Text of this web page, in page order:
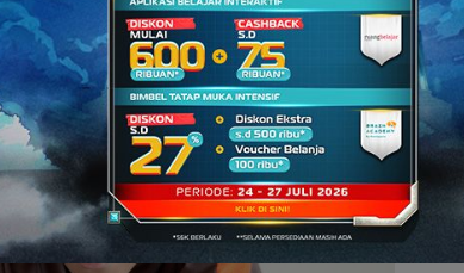
pertanyaan, menulis atauessay.